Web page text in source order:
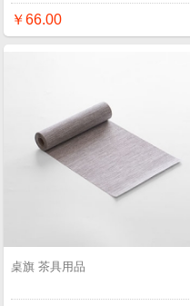
￥66.00
桌旗 茶具用品